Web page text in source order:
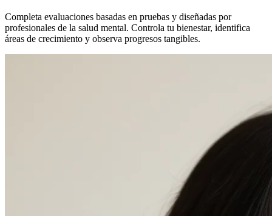
Completa evaluaciones basadas en pruebas y diseñadas por
profesionales de la salud mental. Controla tu bienestar, identifica
áreas de crecimiento y observa progresos tangibles.